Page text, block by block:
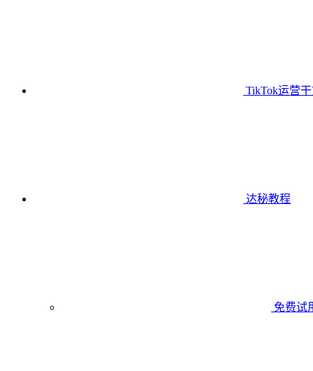
TikTok运营
达秘教程
免费试